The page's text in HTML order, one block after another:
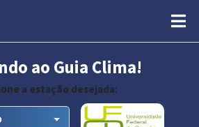
ao Guia Clima!
a estação desejada:
Toggle Dropdown